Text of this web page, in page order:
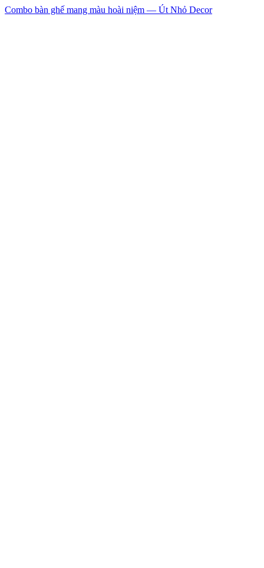
Combo bàn ghế mang màu hoài niệm — Út Nhỏ Decor